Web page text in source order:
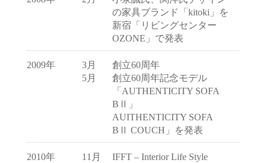
の家具ブランド「kitoki」を
新宿「リビングセンター
OZONE」で発表
2009年 3月
創立60周年
5月
創立60周年記念モデル
「AUTHENTICITY SOFA
BⅡ」
AUITHENTICITY SOFA
BⅡ COUCH」を発表
2010年 11月
IFFT – Interior Life Style